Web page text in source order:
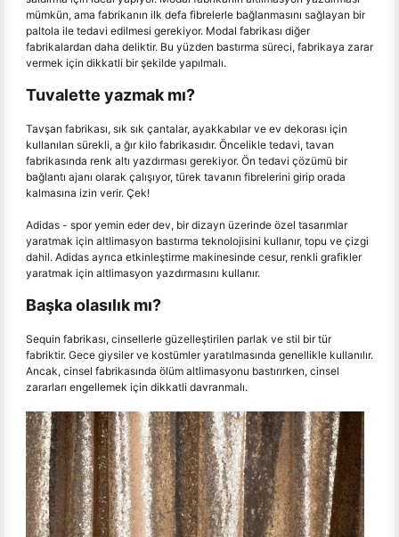
mümkün, ama fabrikanın ilk defa fibrelerle bağlanmasını sağlayan bir
paltola ile tedavi edilmesi gerekiyor. Modal fabrikası diğer
fabrikalardan daha deliktir. Bu yüzden bastırma süreci, fabrikaya zarar
vermek için dikkatli bir şekilde yapılmalı.
Tuvalette yazmak mı?
Tavşan fabrikası, sık sık çantalar, ayakkabılar ve ev dekorası için
kullanılan sürekli, a ğır kilo fabrikasıdır. Öncelikle tedavi, tavan
fabrikasında renk altı yazdırması gerekiyor. Ön tedavi çözümü bir
bağlantı ajanı olarak çalışıyor, türek tavanın fibrelerini girip orada
kalmasına izin verir. Çek!
Adidas - spor yemin eder dev, bir dizayn üzerinde özel tasarımlar
yaratmak için altlimasyon bastırma teknolojisini kullanır, topu ve çizgi
dahil. Adidas ayrıca etkinleştirme makinesinde cesur, renkli grafikler
yaratmak için altlimasyon yazdırmasını kullanır.
Başka olasılık mı?
Sequin fabrikası, cinsellerle güzelleştirilen parlak ve stil bir tür
fabriktir. Gece giysiler ve kostümler yaratılmasında genellikle kullanılır.
Ancak, cinsel fabrikasında ölüm altlimasyonu bastırırken, cinsel
zararları engellemek için dikkatli davranmalı.